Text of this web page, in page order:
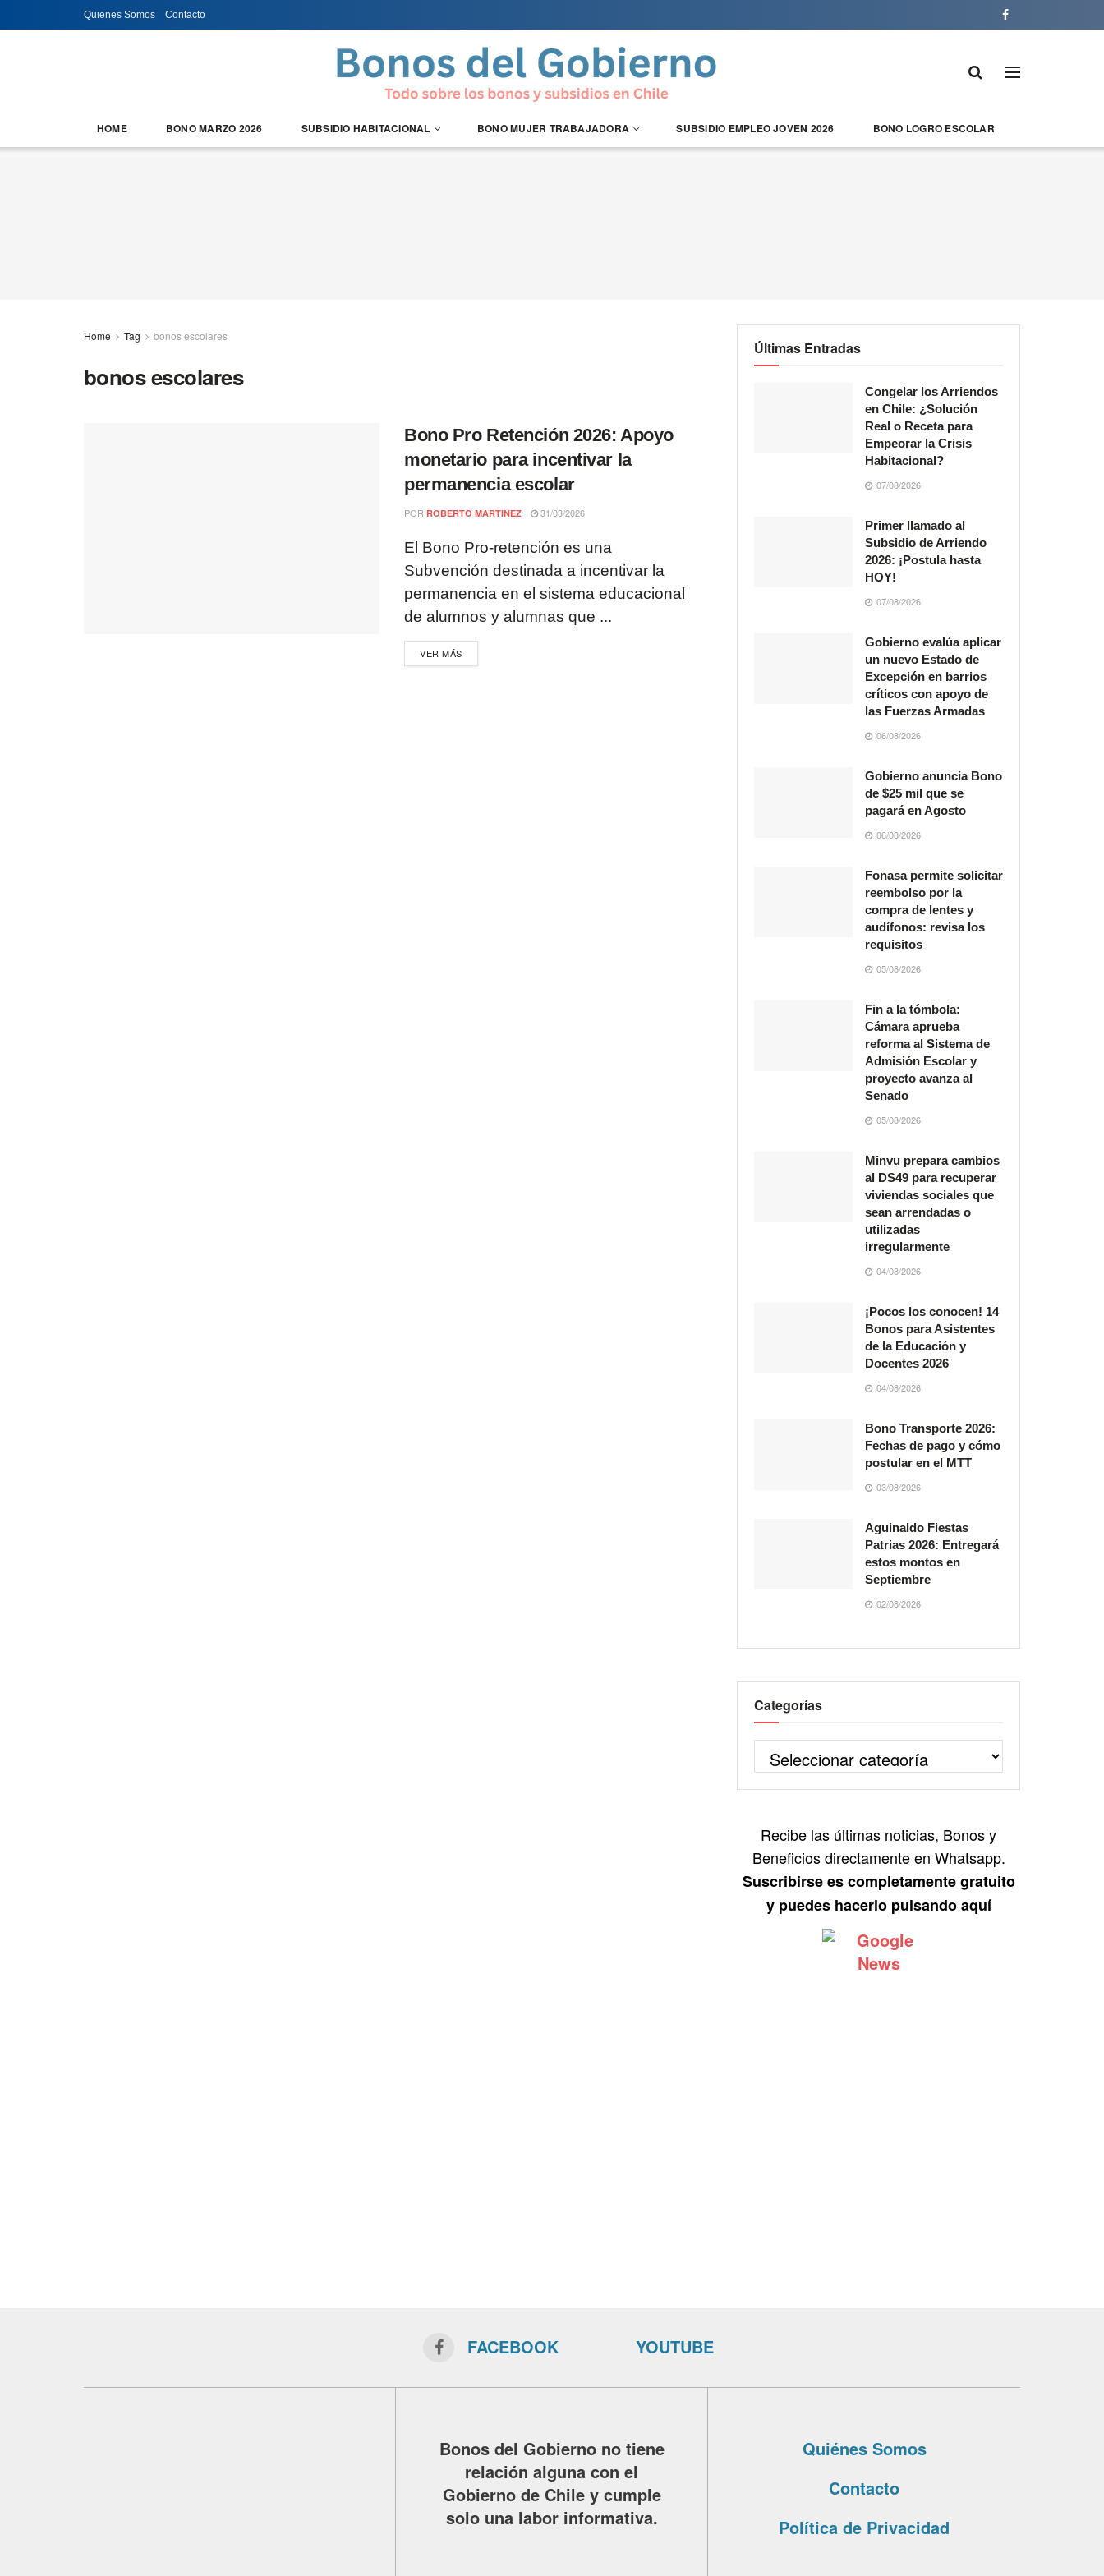
Quienes Somos Contacto
HOME BONO MARZO 2026 SUBSIDIO HABITACIONAL BONO MUJER TRABAJADORA SUBSIDIO EMPLEO JOVEN 2026 BONO LOGRO ESCOLAR
Home Tag bonos escolares
bonos escolares
Bono Pro Retención 2026: Apoyo
monetario para incentivar la
permanencia escolar
POR ROBERTO MARTINEZ 31/03/2026
El Bono Pro-retención es una
Subvención destinada a incentivar la
permanencia en el sistema educacional
de alumnos y alumnas que ...
VER MÁS
Últimas Entradas
Congelar los Arriendos
en Chile: ¿Solución
Real o Receta para
Empeorar la Crisis
Habitacional?
07/08/2026
Primer llamado al
Subsidio de Arriendo
2026: ¡Postula hasta
HOY!
07/08/2026
Gobierno evalúa aplicar
un nuevo Estado de
Excepción en barrios
críticos con apoyo de
las Fuerzas Armadas
06/08/2026
Gobierno anuncia Bono
de $25 mil que se
pagará en Agosto
06/08/2026
Fonasa permite solicitar
reembolso por la
compra de lentes y
audífonos: revisa los
requisitos
05/08/2026
Fin a la tómbola:
Cámara aprueba
reforma al Sistema de
Admisión Escolar y
proyecto avanza al
Senado
05/08/2026
Minvu prepara cambios
al DS49 para recuperar
viviendas sociales que
sean arrendadas o
utilizadas
irregularmente
04/08/2026
¡Pocos los conocen! 14
Bonos para Asistentes
de la Educación y
Docentes 2026
04/08/2026
Bono Transporte 2026:
Fechas de pago y cómo
postular en el MTT
03/08/2026
Aguinaldo Fiestas
Patrias 2026: Entregará
estos montos en
Septiembre
02/08/2026
Categorías
Recibe las últimas noticias, Bonos y
Beneficios directamente en Whatsapp.
Suscribirse es completamente gratuito
y puedes hacerlo pulsando aquí
FACEBOOK YOUTUBE
Bonos del Gobierno no tiene
relación alguna con el
Gobierno de Chile y cumple
solo una labor informativa.
Quiénes Somos
Contacto
Política de Privacidad